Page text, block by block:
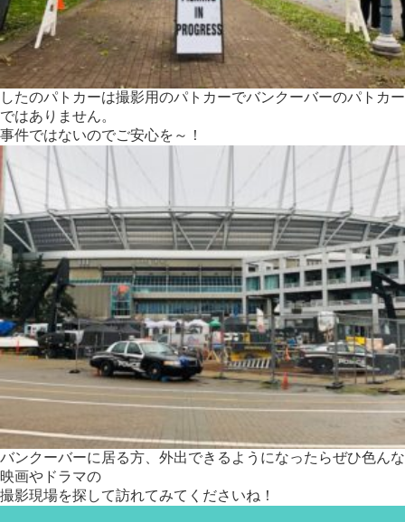
したのパトカーは撮影用のパトカーでバンクーバーのパトカー
ではありません。
事件ではないのでご安心を～！
バンクーバーに居る方、外出できるようになったらぜひ色んな
映画やドラマの
撮影現場を探して訪れてみてくださいね！